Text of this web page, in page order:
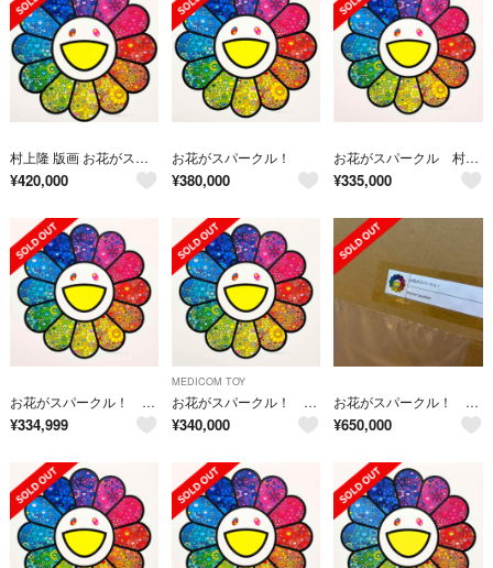
村上隆 版画 お花がスパークル！
¥420,000
お花がスパークル！
¥380,000
お花がスパークル 村上隆
¥335,000
お花がスパークル！ 村上隆
¥334,999
MEDICOM TOY
お花がスパークル！ 村上隆 ED100
¥340,000
お花がスパークル！ 版画 村上隆
¥650,000